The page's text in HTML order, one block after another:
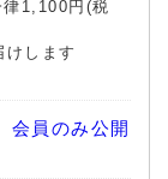
1,100円(税
します
会員のみ公開